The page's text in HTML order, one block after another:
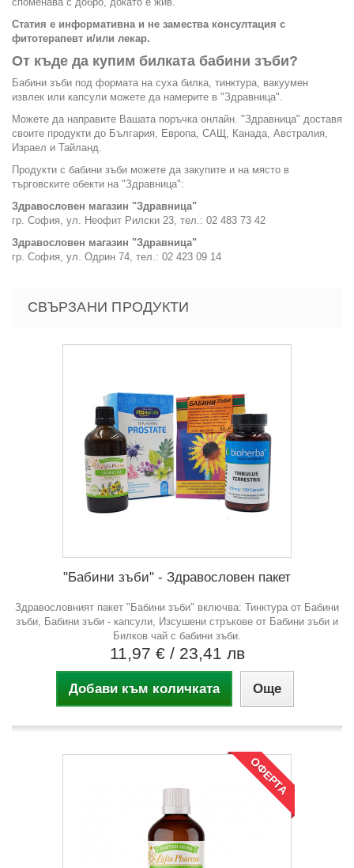
Статия е информативна и не замества консултация с
фитотерапевт и/или лекар.
От къде да купим билката бабини зъби?
Бабини зъби под формата на суха билка, тинктура, вакуумен
извлек или капсули можете да намерите в "Здравница".
Можете да направите Вашата поръчка онлайн. "Здравница" доставя
своите продукти до България, Европа, САЩ, Канада, Австралия,
Израел и Тайланд.
Продукти с бабини зъби можете да закупите и на място в
търговските обекти на "Здравница":
Здравословен магазин "Здравница"
гр. София, ул. Неофит Рилски 23, тел.: 02 483 73 42
Здравословен магазин "Здравница"
гр. София, ул. Одрин 74, тел.: 02 423 09 14
СВЪРЗАНИ ПРОДУКТИ
"Бабини зъби" - Здравословен пакет
Здравословният пакет "Бабини зъби" включва: Тинктура от Бабини
зъби, Бабини зъби - капсули, Изсушени стръкове от Бабини зъби и
Билков чай с бабини зъби.
11,97 € / 23,41 лв
Добави към количката Още
ОФЕРТА